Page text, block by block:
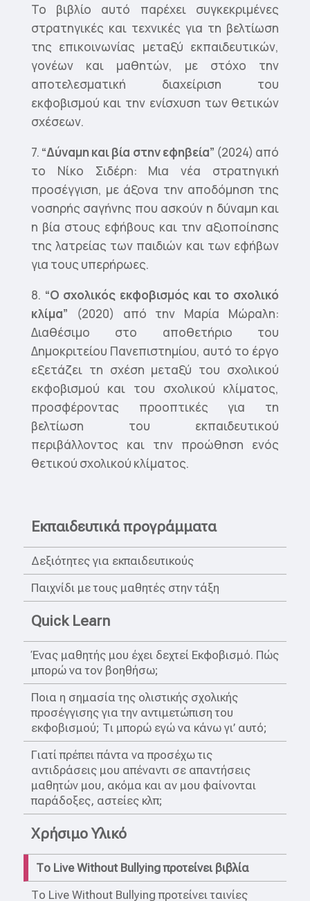
Το βιβλίο αυτό παρέχει συγκεκριμένες
στρατηγικές και τεχνικές για τη βελτίωση
της επικοινωνίας μεταξύ εκπαιδευτικών,
γονέων και μαθητών, με στόχο την
αποτελεσματική διαχείριση του
εκφοβισμού και την ενίσχυση των θετικών
σχέσεων.
7. “Δύναμη και βία στην εφηβεία” (2024) από
το Νίκο Σιδέρη: Μια νέα στρατηγική
προσέγγιση, με άξονα την αποδόμηση της
νοσηρής σαγήνης που ασκούν η δύναμη και
η βία στους εφήβους και την αξιοποίησης
της λατρείας των παιδιών και των εφήβων
για τους υπερήρωες.
8. “Ο σχολικός εκφοβισμός και το σχολικό
κλίμα” (2020) από την Μαρία Μώραλη:
Διαθέσιμο στο αποθετήριο του
Δημοκριτείου Πανεπιστημίου, αυτό το έργο
εξετάζει τη σχέση μεταξύ του σχολικού
εκφοβισμού και του σχολικού κλίματος,
προσφέροντας προοπτικές για τη
βελτίωση του εκπαιδευτικού
περιβάλλοντος και την προώθηση ενός
θετικού σχολικού κλίματος.
Εκπαιδευτικά προγράμματα
Δεξιότητες για εκπαιδευτικούς
Παιχνίδι με τους μαθητές στην τάξη
Quick Learn
Ένας μαθητής μου έχει δεχτεί Εκφοβισμό. Πώς
μπορώ να τον βοηθήσω;
Ποια η σημασία της ολιστικής σχολικής
προσέγγισης για την αντιμετώπιση του
εκφοβισμού; Τι μπορώ εγώ να κάνω γι’ αυτό;
Γιατί πρέπει πάντα να προσέχω τις
αντιδράσεις μου απέναντι σε απαντήσεις
μαθητών μου, ακόμα και αν μου φαίνονται
παράδοξες, αστείες κλπ;
Χρήσιμο Υλικό
Το Live Without Bullying προτείνει βιβλία
Το Live Without Bullying προτείνει ταινίες